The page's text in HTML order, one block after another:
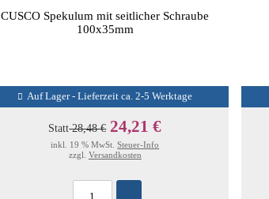
CUSCO Spekulum mit seitlicher Schraube
100x35mm
Auf Lager - Lieferzeit ca. 2-5 Werktage
Statt28,48 € 24,21 €
inkl. 19 % MwSt.Steuer-Info
zzgl. Versandkosten